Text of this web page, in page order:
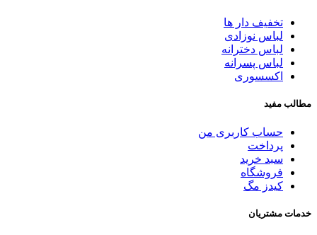
تخفیف دار ها
لباس نوزادی
لباس دخترانه
لباس پسرانه
اکسسوری
مفید
حساب کاربری من
پرداخت
سبد خرید
فروشگاه
کیدز مگ
مشتریان